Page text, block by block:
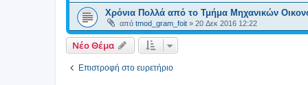
Χρόνια Πολλά από το Τμήμα Μηχανικών
από tmod_gram_foit » 20 Δεκ 2016 12:22
Νέο Θέμα
Επιστροφή στο ευρετήριο